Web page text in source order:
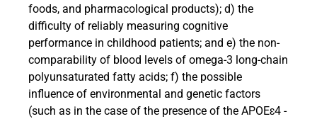
foods, and pharmacological products); d) the
difficulty of reliably measuring cognitive
performance in childhood patients; and e) the non-
comparability of blood levels of omega-3 long-chain
polyunsaturated fatty acids; f) the possible
influence of environmental and genetic factors
(such as in the case of the presence of the APOEɛ4 -